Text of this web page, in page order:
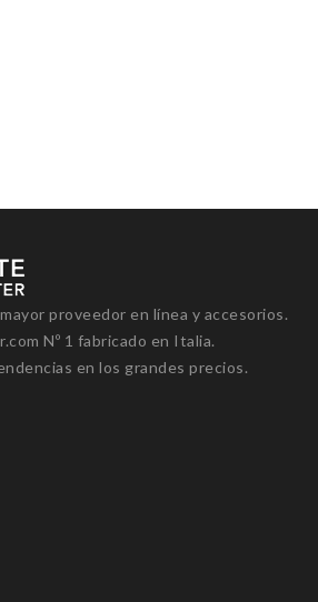
proveedor en línea y accesorios.
Nº 1 fabricado en Italia.
en los grandes precios.